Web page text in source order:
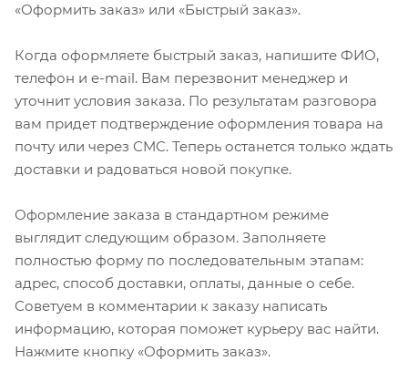
«Оформить заказ» или «Быстрый заказ».
Когда оформляете быстрый заказ, напишите ФИО,
телефон и e-mail. Вам перезвонит менеджер и
уточнит условия заказа. По результатам разговора
вам придет подтверждение оформления товара на
почту или через СМС. Теперь останется только ждать
доставки и радоваться новой покупке.
Оформление заказа в стандартном режиме
выглядит следующим образом. Заполняете
полностью форму по последовательным этапам:
адрес, способ доставки, оплаты, данные о себе.
Советуем в комментарии к заказу написать
информацию, которая поможет курьеру вас найти.
Нажмите кнопку «Оформить заказ».